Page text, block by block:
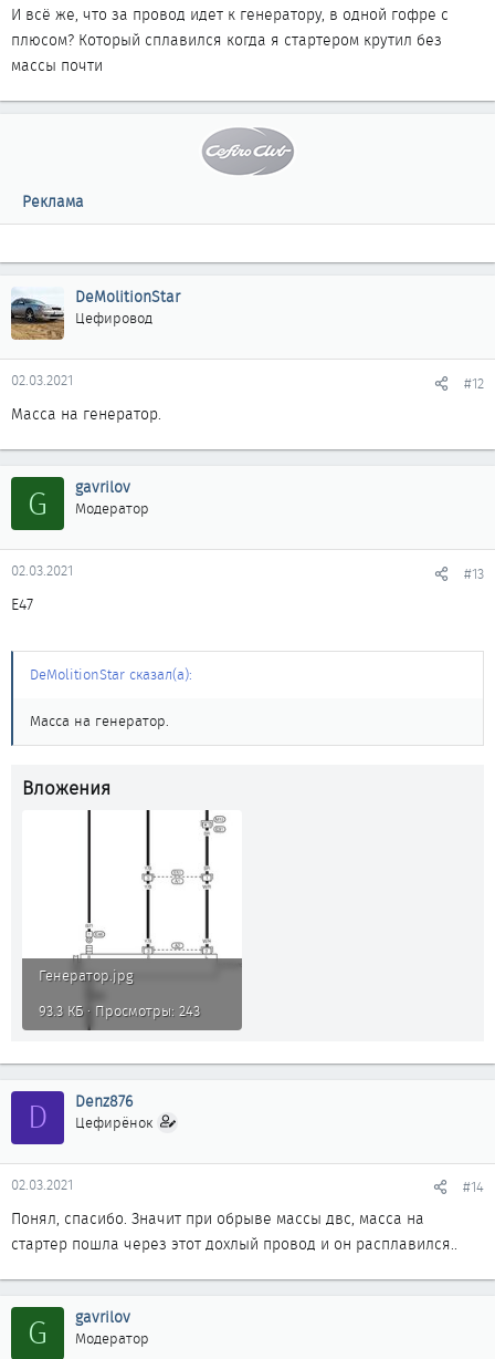
И всё же, что за провод идет к генератору, в одной гофре с
плюсом? Который сплавился когда я стартером крутил без
массы почти
Реклама
DeMolitionStar
Цефировод
02.03.2021 #12
Масса на генератор.
G gavrilov
Модератор
02.03.2021 #13
Е47
DeMolitionStar сказал(а):
Масса на генератор.
Вложения
Генератор.jpg
93.3 КБ · Просмотры: 243
D Denz876
Цефирёнок
02.03.2021 #14
Понял, спасибо. Значит при обрыве массы двс, масса на
стартер пошла через этот дохлый провод и он расплавился..
G gavrilov
Модератор